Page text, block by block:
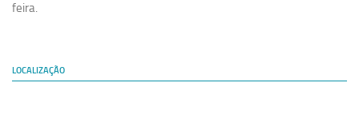
feira.
LOCALIZAÇÃO